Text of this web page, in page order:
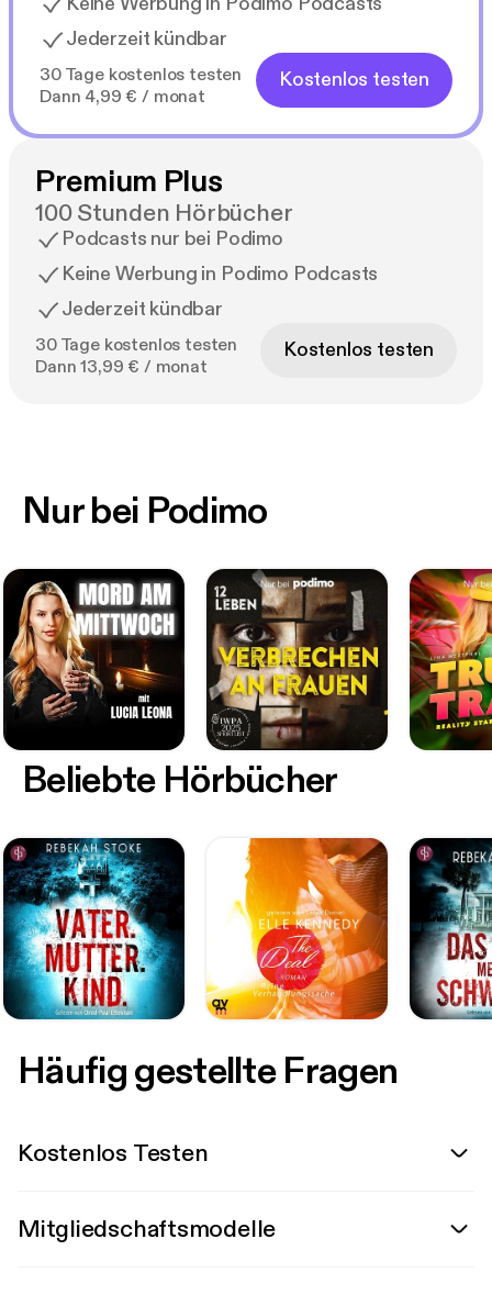
Jederzeit kündbar
30 Tage kostenlos testen
Dann 4,99 € / monat
Kostenlos testen
Premium Plus
100 Stunden Hörbücher
Podcasts nur bei Podimo
Keine Werbung in Podimo Podcasts
Jederzeit kündbar
30 Tage kostenlos testen
Dann 13,99 € / monat
Kostenlos testen
Nur bei Podimo
Beliebte Hörbücher
Häufig gestellte Fragen
Kostenlos Testen
Mitgliedschaftsmodelle